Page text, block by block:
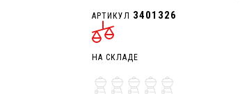
АРТИКУЛ 3401326
НА СКЛАДЕ